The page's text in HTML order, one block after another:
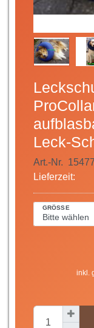
Leck-
Art.-Nr.
Lieferzeit:
GRÖSSE
inkl.